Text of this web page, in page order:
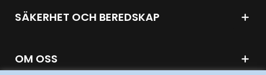
SÄKERHET OCH BEREDSKAP
OM OSS